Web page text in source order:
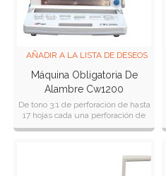
AÑADIR A LA LISTA DE DESEOS
Máquina Obligatoria De
Alambre Cw1200
De tono 3:1 de perforación de hasta
17 hojas cada una perforación de
tiempo un 4, un 5, b5 formatos